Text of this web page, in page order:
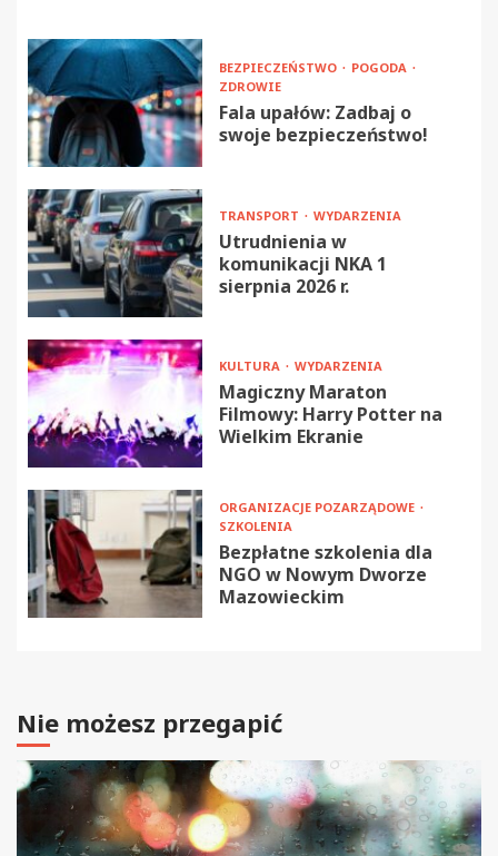
BEZPIECZEŃSTWO
POGODA
ZDROWIE
Fala upałów: Zadbaj o
swoje bezpieczeństwo!
TRANSPORT WYDARZENIA
Utrudnienia w
komunikacji NKA 1
sierpnia 2026 r.
KULTURA WYDARZENIA
Magiczny Maraton
Filmowy: Harry Potter na
Wielkim Ekranie
ORGANIZACJE POZARZĄDOWE
SZKOLENIA
Bezpłatne szkolenia dla
NGO w Nowym Dworze
Mazowieckim
Nie możesz przegapić